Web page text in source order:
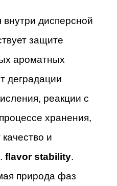
внутри дисперсной
защите
ароматных
деградации
реакции с
хранения,
и
flavor stability.
природа фаз